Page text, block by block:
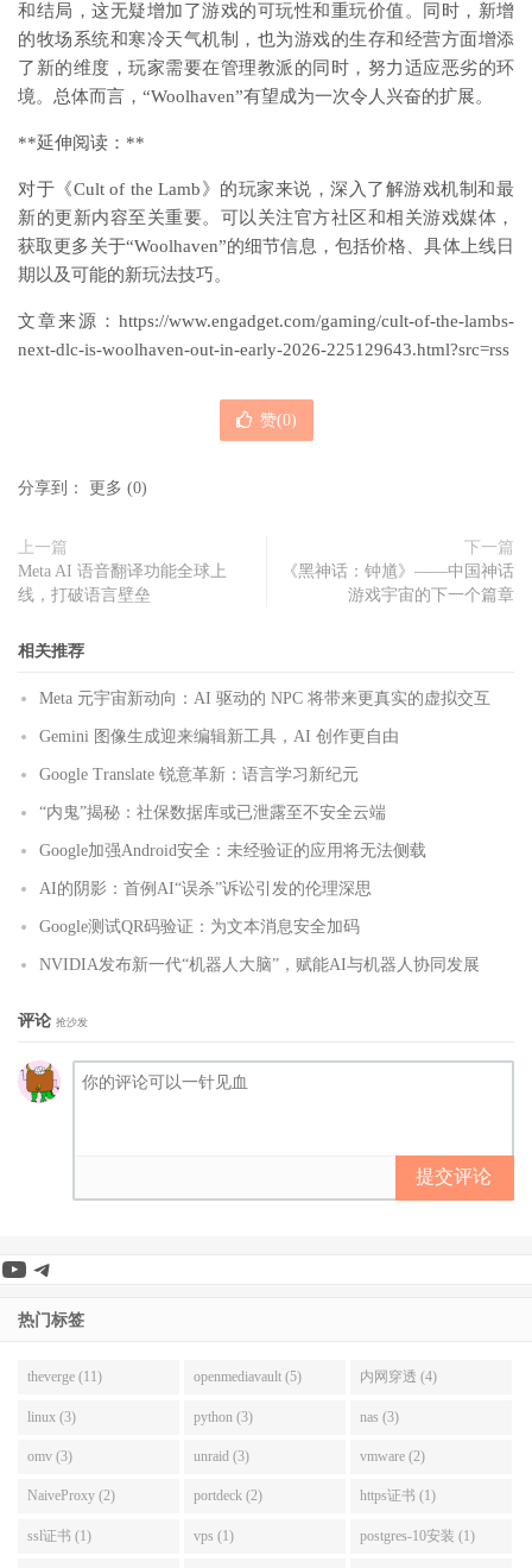
和结局，这无疑增加了游戏的可玩性和重玩价值。同时，新增
的牧场系统和寒冷天气机制，也为游戏的生存和经营方面增添
了新的维度，玩家需要在管理教派的同时，努力适应恶劣的环
境。总体而言，“Woolhaven”有望成为一次令人兴奋的扩展。
**延伸阅读：**
对于《Cult of the Lamb》的玩家来说，深入了解游戏机制和最
新的更新内容至关重要。可以关注官方社区和相关游戏媒体，
获取更多关于“Woolhaven”的细节信息，包括价格、具体上线日
期以及可能的新玩法技巧。
文章来源：https://www.engadget.com/gaming/cult-of-the-lambs-
next-dlc-is-woolhaven-out-in-early-2026-225129643.html?src=rss
赞(0)
分享到： 更多 (0)
上一篇
Meta AI 语音翻译功能全球上
线，打破语言壁垒
下一篇
《黑神话：钟馗》——中国神话
游戏宇宙的下一个篇章
相关推荐
Meta 元宇宙新动向：AI 驱动的 NPC 将带来更真实的虚拟交互
Gemini 图像生成迎来编辑新工具，AI 创作更自由
Google Translate 锐意革新：语言学习新纪元
“内鬼”揭秘：社保数据库或已泄露至不安全云端
Google加强Android安全：未经验证的应用将无法侧载
AI的阴影：首例AI“误杀”诉讼引发的伦理深思
Google测试QR码验证：为文本消息安全加码
NVIDIA发布新一代“机器人大脑”，赋能AI与机器人协同发展
评论 抢沙发
提交评论
YouTube
Telegram
热门标签
theverge (11) openmediavault (5) 内网穿透 (4)
linux (3) python (3) nas (3)
omv (3) unraid (3) vmware (2)
NaiveProxy (2) portdeck (2) https证书 (1)
ssl证书 (1) vps (1) postgres-10安装 (1)